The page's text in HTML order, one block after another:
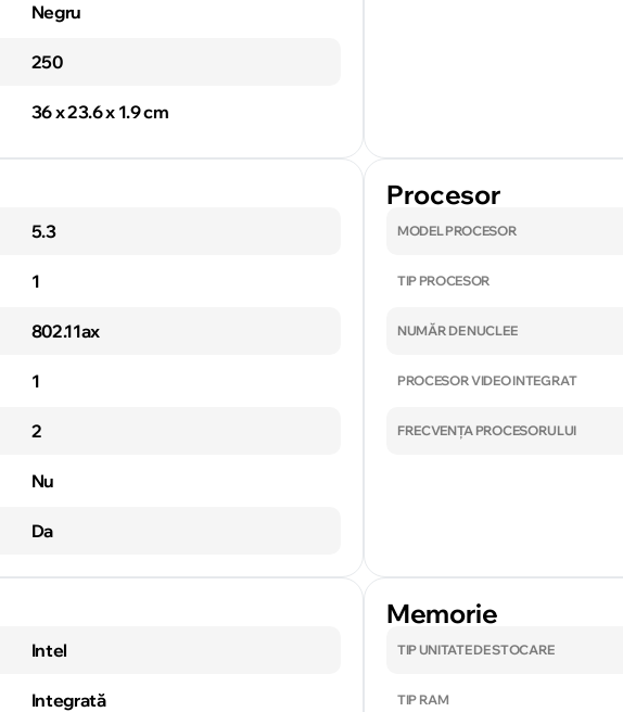
Negru
250
36 x 23.6 x 1.9 cm
5.3
1
802.11ax
1
2
Nu
Da
Procesor
MODEL PROCESOR
TIP PROCESOR
NUMĂR DE NUCLEE
PROCESOR VIDEO INTEGRAT
FRECVENȚA PROCESORULUI
Intel
Integrată
Memorie
TIP UNITATE DE STOCARE
TIP RAM